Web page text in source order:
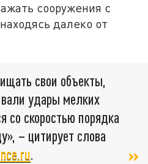
сооружения с
далеко от
свои объекты,
удары мелких
со скоростью порядка
– цитирует слова
.